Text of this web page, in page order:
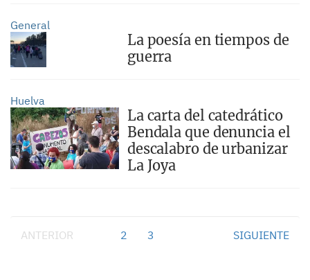
General
La poesía en tiempos de
guerra
Huelva
La carta del catedrático
Bendala que denuncia el
descalabro de urbanizar
La Joya
ANTERIOR 2 3 SIGUIENTE